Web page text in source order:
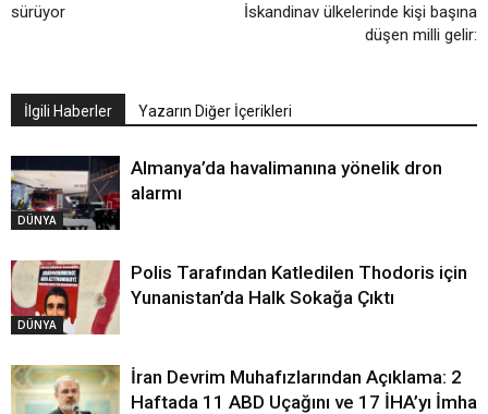
sürüyor
İskandinav ülkelerinde kişi başına
düşen milli gelir:
İlgili Haberler Yazarın Diğer İçerikleri
DÜNYA
Almanya’da havalimanına yönelik dron
alarmı
DÜNYA
Polis Tarafından Katledilen Thodoris için
Yunanistan’da Halk Sokağa Çıktı
İran Devrim Muhafızlarından Açıklama: 2
Haftada 11 ABD Uçağını ve 17 İHA’yı İmha